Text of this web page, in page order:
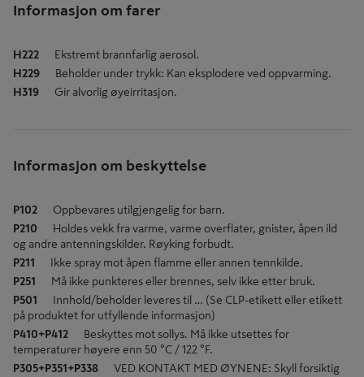
Informasjon om farer
H222
Ekstremt brannfarlig aerosol.
H229
Beholder under trykk: Kan eksplodere ved oppvarming.
H319
Gir alvorlig øyeirritasjon.
Informasjon om beskyttelse
P102
Oppbevares utilgjengelig for barn.
P210
Holdes vekk fra varme, varme overflater, gnister, åpen ild
og andre antenningskilder. Røyking forbudt.
P211
Ikke spray mot åpen flamme eller annen tennkilde.
P251
Må ikke punkteres eller brennes, selv ikke etter bruk.
P501
Innhold/beholder leveres til … (Se CLP-etikett eller etikett
på produktet for utfyllende informasjon)
P410+P412
Beskyttes mot sollys. Må ikke utsettes for
temperaturer høyere enn 50 °C / 122 °F.
P305+P351+P338
VED KONTAKT MED ØYNENE: Skyll forsiktig